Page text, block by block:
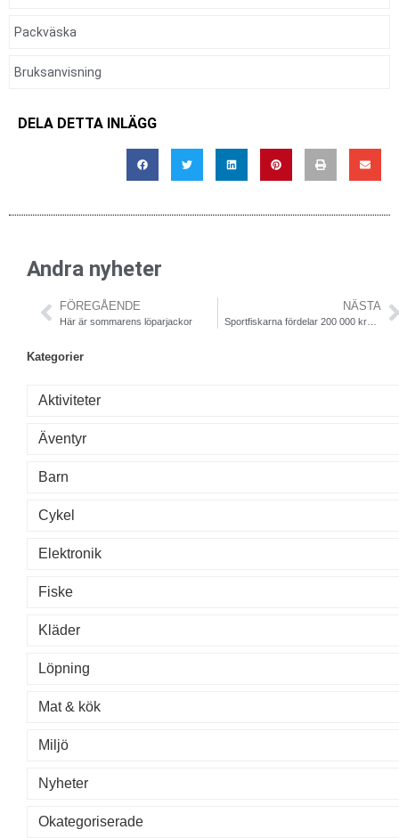
Packväska
Bruksanvisning
DELA DETTA INLÄGG
Andra nyheter
FÖREGÅENDE
Här är sommarens löparjackor
NÄSTA
​Sportfiskarna fördelar 200 000 kronor till lokal fiskevård
Kategorier
Aktiviteter
Äventyr
Barn
Cykel
Elektronik
Fiske
Kläder
Löpning
Mat & kök
Miljö
Nyheter
Okategoriserade